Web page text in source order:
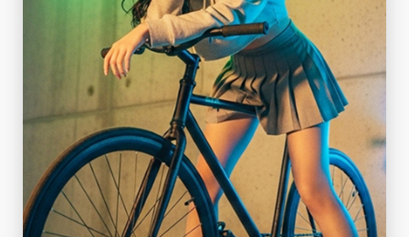
HYBRID
MTBの安定感とロードの速さ
詳しく見る